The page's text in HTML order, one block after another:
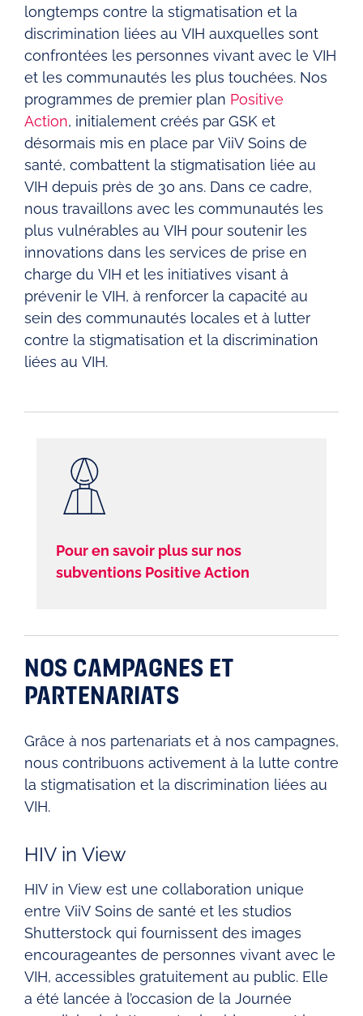
longtemps contre la stigmatisation et la
discrimination liées au VIH auxquelles sont
confrontées les personnes vivant avec le VIH
et les communautés les plus touchées. Nos
programmes de premier plan Positive
Action, initialement créés par GSK et
désormais mis en place par ViiV Soins de
santé, combattent la stigmatisation liée au
VIH depuis près de 30 ans. Dans ce cadre,
nous travaillons avec les communautés les
plus vulnérables au VIH pour soutenir les
innovations dans les services de prise en
charge du VIH et les initiatives visant à
prévenir le VIH, à renforcer la capacité au
sein des communautés locales et à lutter
contre la stigmatisation et la discrimination
liées au VIH.
Pour en savoir plus sur nos
subventions Positive Action
NOS CAMPAGNES ET
PARTENARIATS
Grâce à nos partenariats et à nos campagnes,
nous contribuons activement à la lutte contre
la stigmatisation et la discrimination liées au
VIH.
HIV in View
HIV in View est une collaboration unique
entre ViiV Soins de santé et les studios
Shutterstock qui fournissent des images
encourageantes de personnes vivant avec le
VIH, accessibles gratuitement au public. Elle
a été lancée à l’occasion de la Journée